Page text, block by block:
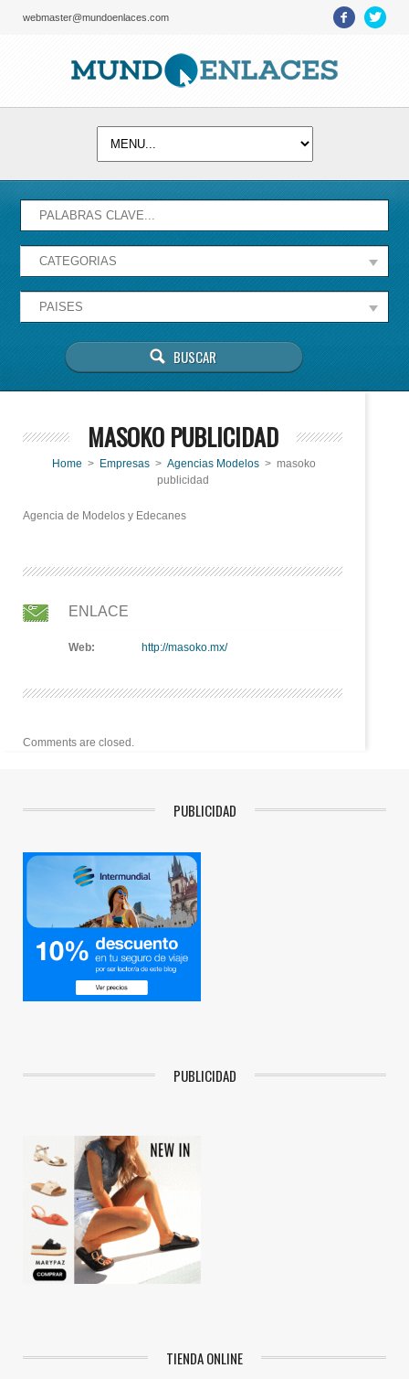
webmaster@mundoenlaces.com
MASOKO PUBLICIDAD
Home > Empresas > Agencias Modelos > masoko
publicidad
Agencia de Modelos y Edecanes
ENLACE
Web: http://masoko.mx/
Comments are closed.
PUBLICIDAD
PUBLICIDAD
TIENDA ONLINE